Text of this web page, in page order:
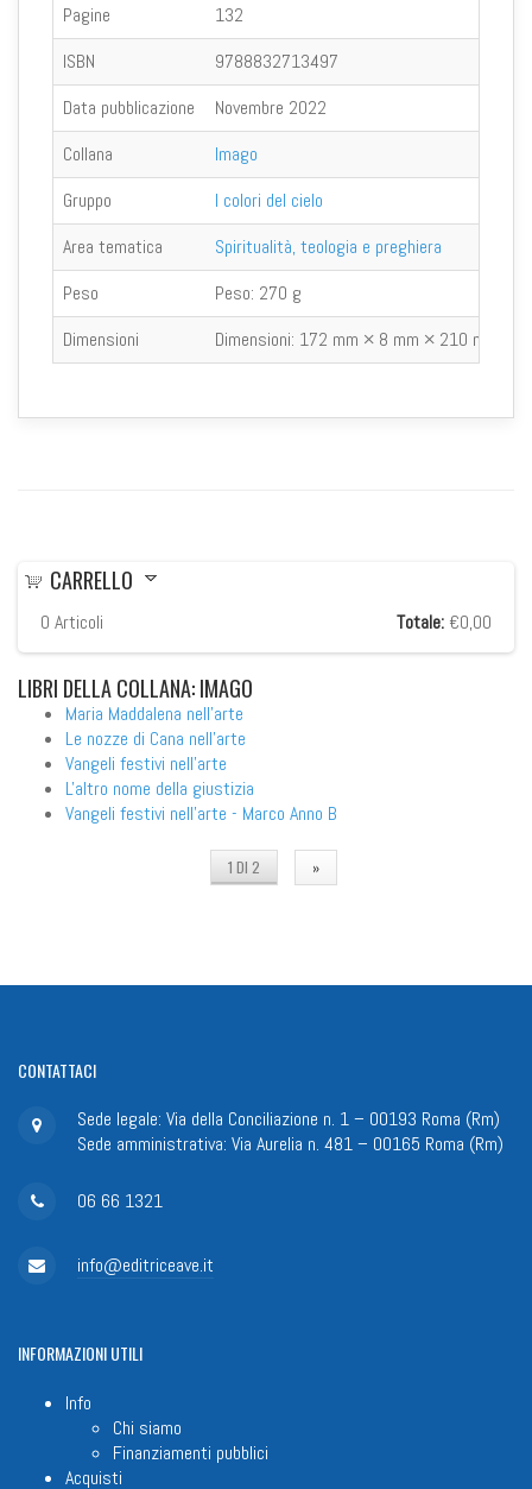
Pagine
132
ISBN
9788832713497
Data pubblicazione
Novembre 2022
Collana
Imago
Gruppo
I colori del cielo
Area tematica
Spiritualità, teologia e preghiera
Peso
Peso: 270 g
Dimensioni
Dimensioni: 172 mm × 8 mm × 210 mm
CARRELLO
0 Articoli Totale: €0,00
LIBRI DELLA COLLANA: IMAGO
Maria Maddalena nell'arte
Le nozze di Cana nell'arte
Vangeli festivi nell'arte
L'altro nome della giustizia
Vangeli festivi nell'arte - Marco Anno B
1 DI 2 »
CONTATTACI
Sede legale: Via della Conciliazione n. 1 – 00193 Roma (Rm)
Sede amministrativa: Via Aurelia n. 481 – 00165 Roma (Rm)
06 66 1321
info@editriceave.it
INFORMAZIONIUTILI
Info
Chi siamo
Finanziamenti pubblici
Acquisti